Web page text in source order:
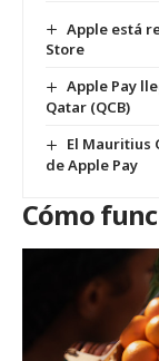
Apple está
Store
Apple Pay
Qatar (QCB)
El Mauritius
de Apple Pay
Cómo